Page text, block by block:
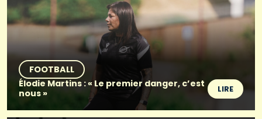
FOOTBALL
Élodie Martins : « Le premier danger, c’est
nous »
LIRE